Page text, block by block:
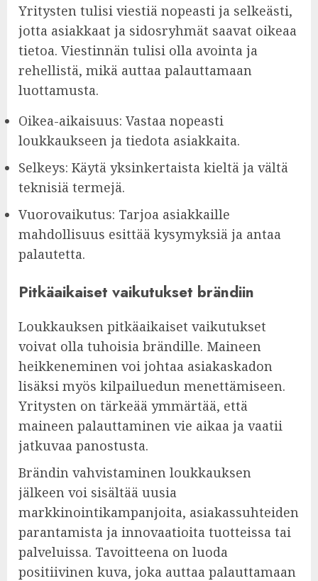
Yritysten tulisi viestiä nopeasti ja selkeästi,
jotta asiakkaat ja sidosryhmät saavat oikeaa
tietoa. Viestinnän tulisi olla avointa ja
rehellistä, mikä auttaa palauttamaan
luottamusta.
Oikea-aikaisuus: Vastaa nopeasti
loukkaukseen ja tiedota asiakkaita.
Selkeys: Käytä yksinkertaista kieltä ja vältä
teknisiä termejä.
Vuorovaikutus: Tarjoa asiakkaille
mahdollisuus esittää kysymyksiä ja antaa
palautetta.
Pitkäaikaiset vaikutukset brändiin
Loukkauksen pitkäaikaiset vaikutukset
voivat olla tuhoisia brändille. Maineen
heikkeneminen voi johtaa asiakaskadon
lisäksi myös kilpailuedun menettämiseen.
Yritysten on tärkeää ymmärtää, että
maineen palauttaminen vie aikaa ja vaatii
jatkuvaa panostusta.
Brändin vahvistaminen loukkauksen
jälkeen voi sisältää uusia
markkinointikampanjoita, asiakassuhteiden
parantamista ja innovaatioita tuotteissa tai
palveluissa. Tavoitteena on luoda
positiivinen kuva, joka auttaa palauttamaan